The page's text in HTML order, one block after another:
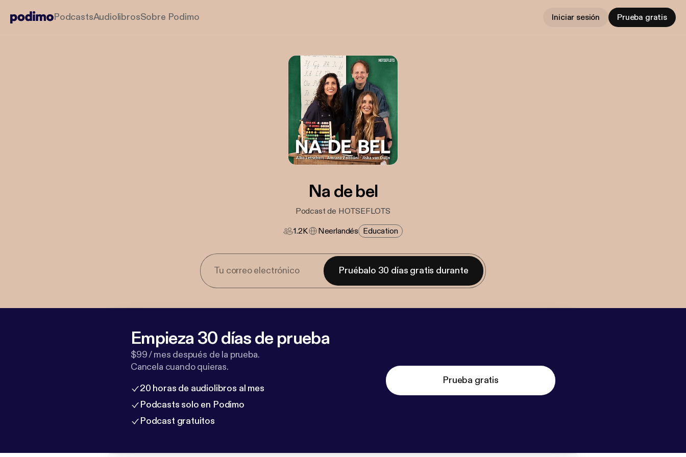
PodcastsAudiolibrosSobre Podimo Iniciar sesión Prueba gratis
Na de bel
Podcast de HOTSEFLOTS
1.2K
Neerlandés Education
Pruébalo 30 días gratis durante
Empieza 30 días de prueba
$99 / mes después de la prueba.
Cancela cuando quieras.
20 horas de audiolibros al mes
Podcasts solo en Podimo
Podcast gratuitos
Prueba gratis